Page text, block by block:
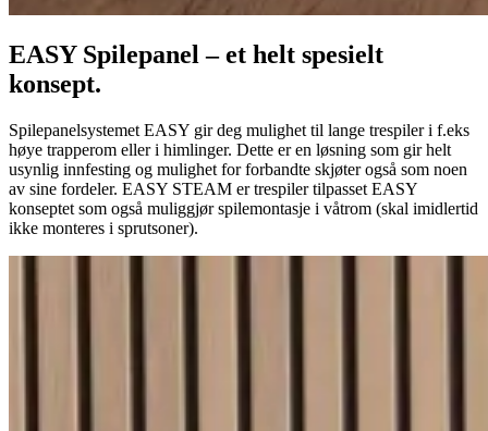
EASY Spilepanel – et helt spesielt
konsept.
Spilepanelsystemet EASY gir deg mulighet til lange trespiler i f.eks
høye trapperom eller i himlinger. Dette er en løsning som gir helt
usynlig innfesting og mulighet for forbandte skjøter også som noen
av sine fordeler. EASY STEAM er trespiler tilpasset EASY
konseptet som også muliggjør spilemontasje i våtrom (skal imidlertid
ikke monteres i sprutsoner).